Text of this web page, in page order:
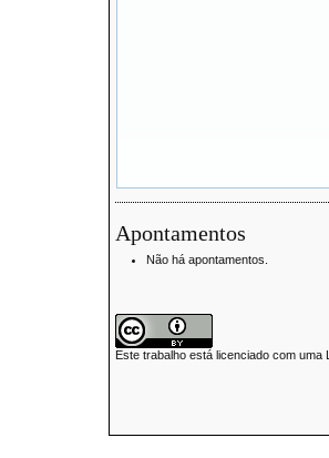
Apontamentos
Não há apontamentos.
Este trabalho está licenciado com uma